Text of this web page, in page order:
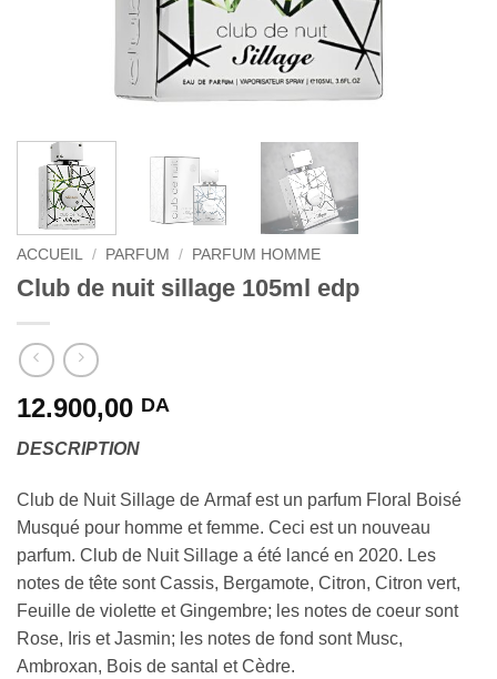
ACCUEIL / PARFUM / PARFUM HOMME
Club de nuit sillage 105ml edp
12.900,00 DA
DESCRIPTION
Club de Nuit Sillage de Armaf est un parfum Floral Boisé
Musqué pour homme et femme. Ceci est un nouveau
parfum. Club de Nuit Sillage a été lancé en 2020. Les
notes de tête sont Cassis, Bergamote, Citron, Citron vert,
Feuille de violette et Gingembre; les notes de coeur sont
Rose, Iris et Jasmin; les notes de fond sont Musc,
Ambroxan, Bois de santal et Cèdre.